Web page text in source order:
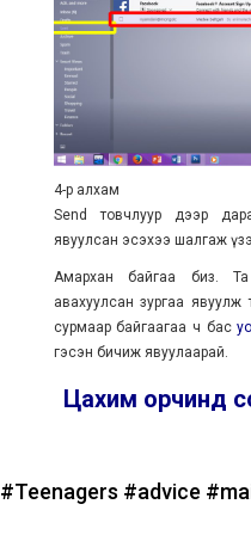
4-р алхам
Send товчлуур дээр
явуулсан эсэхээ шалгаж
Амархан байгаа биз.
авахуулсан зургаа
сурмаар байгаагаа ч бас
гэсэн бичиж явуулаарай.
Цахим орчинд
#Teenagers #advice